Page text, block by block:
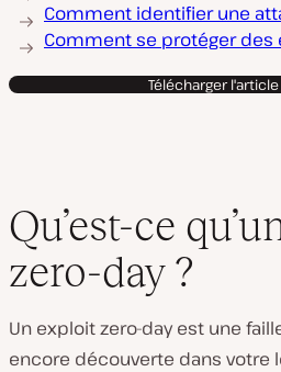
Comment identifier une
Comment se protéger des
Télécharger l'article
Qu’est-ce
zero-day ?
Un exploit zero-day est une
encore découverte dans votre